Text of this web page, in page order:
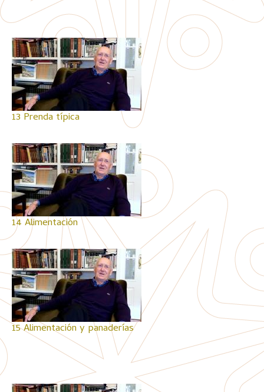
13 Prenda típica
14 Alimentación
15 Alimentación y panaderías